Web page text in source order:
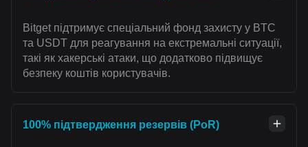
Bitget підтримує спеціальний фонд захисту у BTC
та USDT для реагування на екстремальні ситуації,
такі як хакерські атаки, що додатково підвищує
безпеку коштів користувачів.
100% підтвердження резервів (PoR)